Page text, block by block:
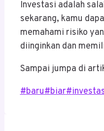
Investasi adalah
sekarang, kamu
memahami risiko
diinginkan dan
Sampai jumpa di
Post
#baru#biar#